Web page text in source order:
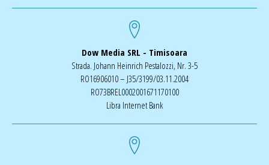
Dow Media SRL - Timisoara
Strada. Johann Heinrich Pestalozzi, Nr. 3-5
RO16906010 – J35/3199/03.11.2004
RO73BREL0002001671170100
Libra Internet Bank